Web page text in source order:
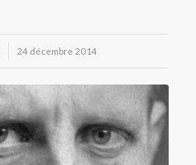
24 décembre 2014